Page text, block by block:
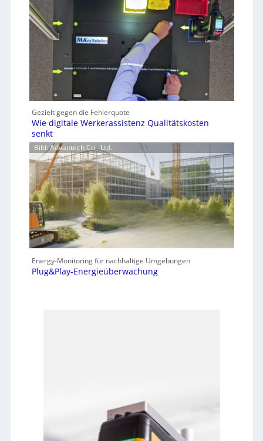
Gezielt gegen die Fehlerquote
Wie digitale Werkerassistenz Qualitätskosten
senkt
Bild: Advantech Co., Ltd.
Energy-Monitoring für nachhaltige Umgebungen
Plug&Play-Energieüberwachung